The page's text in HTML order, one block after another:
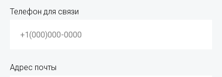
Телефон для связи
Адрес почты